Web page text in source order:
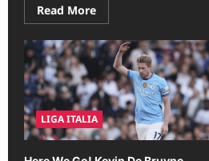
Read MoreRead
more
Kapan
Kevin
De
Bruyne
Jalani
Tes
Medis
dan
Resmi
Gabung
Napoli?
LIGA ITALIA